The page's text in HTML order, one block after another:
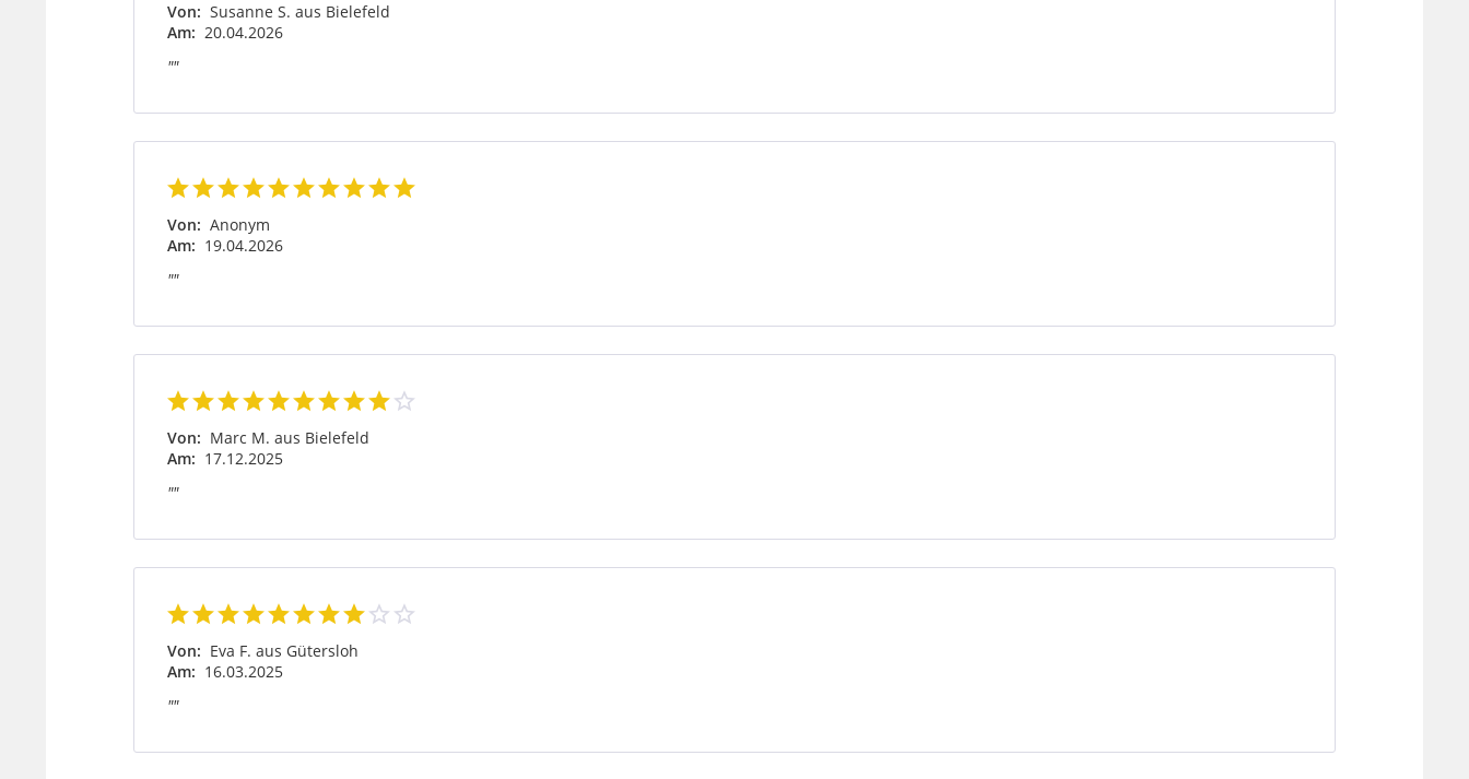
Von: Susanne S. aus Bielefeld
Am: 20.04.2026
""
Von: Anonym
Am: 19.04.2026
""
Von: Marc M. aus Bielefeld
Am: 17.12.2025
""
Von: Eva F. aus Gütersloh
Am: 16.03.2025
""